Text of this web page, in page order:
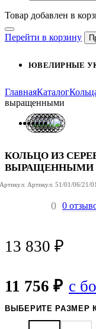
Товар добавлен в
Перейти в корзину
ЮВЕЛИРНЫЕ
ГлавнаяКаталог
выращенными
КОЛЬЦО ИЗ
ВЫРАЩЕННЫМИ
Артикул: Артикул: 51/01/06/21/
0 0
13 830 ₽
11 756 ₽ с
ВЫБЕРИТЕ РАЗМЕР